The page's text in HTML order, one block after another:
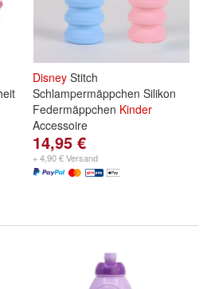
Disney Stitch
Schlampermäppchen Silikon
Federmäppchen Kinder
Accessoire
14,95 €
+ 4,90 € Versand